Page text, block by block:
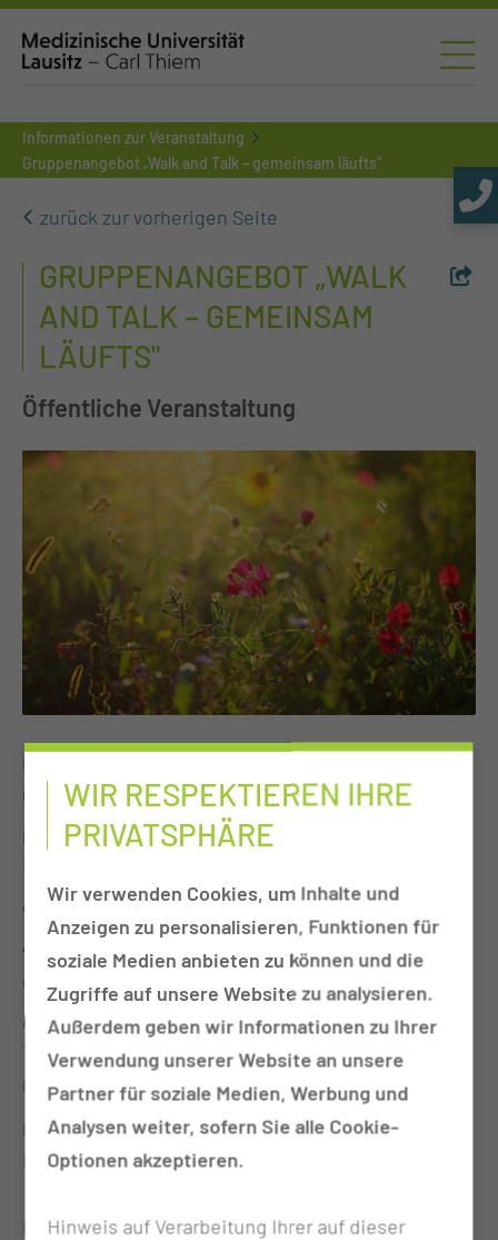
Informationen zur Veranstaltung
Gruppenangebot „Walk and Talk – gemeinsam läufts"
zurück zur vorherigen Seite
GRUPPENANGEBOT „WALK
AND TALK – GEMEINSAM
LÄUFTS"
Öffentliche Veranstaltung
02.12.2026 | Weitere Termine anzeigen
Uhrzeit
14:30 bis 15:30 Uhr
Veranstalter
Ambulante Krebsberatungsstelle
Veranstaltungsort
Ambulante Krebsberatungsstelle
Thiemstrasse 111
03048 Cottbus
Kurzbeschreibung
Bewegungs- und Begegnungsangebot
DasBewegungs- und Begegnungsangebot der
WIR RESPEKTIEREN IHRE
PRIVATSPHÄRE
Wir verwenden Cookies, um Inhalte und
Anzeigen zu personalisieren, Funktionen für
soziale Medien anbieten zu können und die
Zugriffe auf unsere Website zu analysieren.
Außerdem geben wir Informationen zu Ihrer
Verwendung unserer Website an unsere
Partner für soziale Medien, Werbung und
Analysen weiter, sofern Sie alle Cookie-
Optionen akzeptieren.
Hinweis auf Verarbeitung Ihrer auf dieser